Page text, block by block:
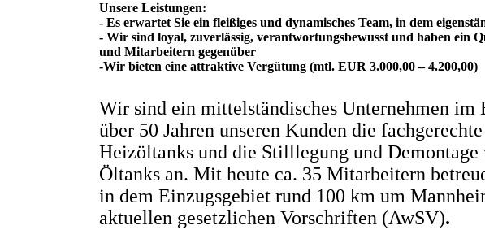
Unsere Leistungen:
- Es erwartet Sie ein fleißiges und dynamisches Team, in dem
- Wir sind loyal, zuverlässig, verantwortungsbewusst und haben ein
und Mitarbeitern gegenüber
-Wir bieten eine attraktive Vergütung (mtl. EUR 3.000,00 – 4.200,00)
Wir sind ein mittelständisches Unternehmen im
über 50 Jahren unseren Kunden die
Heizöltanks und die Stilllegung und Demontage
Öltanks an. Mit heute ca. 35 Mitarbeitern
in dem Einzugsgebiet rund 100 km um
aktuellen gesetzlichen Vorschriften (AwSV).